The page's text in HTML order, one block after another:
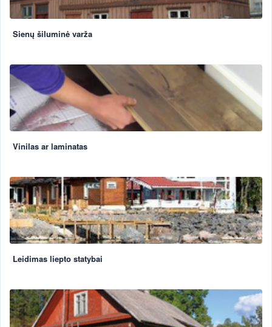
Sienų šiluminė varža
Vinilas ar laminatas
Leidimas liepto statybai